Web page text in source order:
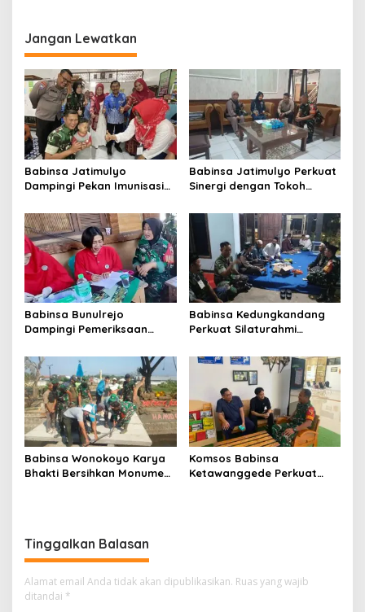
Jangan Lewatkan
Babinsa Jatimulyo
Dampingi Pekan Imunisasi
Kesehatan Anak di Kota
Malang
Babinsa Jatimulyo Perkuat
Sinergi dengan Tokoh
Babinsa Bunulrejo
Dampingi Pemeriksaan
Kepedulian terhadap
Kesehatan Masyarakat
Babinsa Kedungkandang
Perkuat Silaturahmi
Komsos Rutin
Babinsa Wonokoyo Karya
Bhakti Bersihkan Monumen
Komsos Babinsa
Ketawanggede Perkuat
Tinggalkan Balasan
Alamat email Anda tidak akan dipublikasikan. Ruas yang wajib
ditandai *